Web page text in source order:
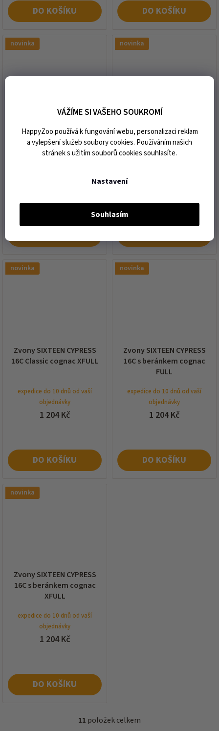
VÁŽÍME SI VAŠEHO SOUKROMÍ
HappyZoo používá k fungování webu, personalizaci reklam
a vylepšení služeb soubory cookies. Používáním našich
stránek s užitím souborů cookies souhlasíte.
Nastavení
Souhlasím
DO KOŠÍKU DO KOŠÍKU
novinka
Kamaše SIXTEEN CYPRESS
16C Classic cognac zadní
novinka
Zvony SIXTEEN CYPRESS
16C Classic cognac FULL
novinka
Zvony SIXTEEN CYPRESS
16C Classic cognac XFULL
expedice do 10 dnů od vaší
objednávky
1 204 Kč
DO KOŠÍKU
novinka
Zvony SIXTEEN CYPRESS
16C s beránkem cognac
FULL
expedice do 10 dnů od vaší
objednávky
1 204 Kč
DO KOŠÍKU
novinka
Zvony SIXTEEN CYPRESS
16C s beránkem cognac
XFULL
expedice do 10 dnů od vaší
objednávky
1 204 Kč
DO KOŠÍKU
O
11 položek celkem